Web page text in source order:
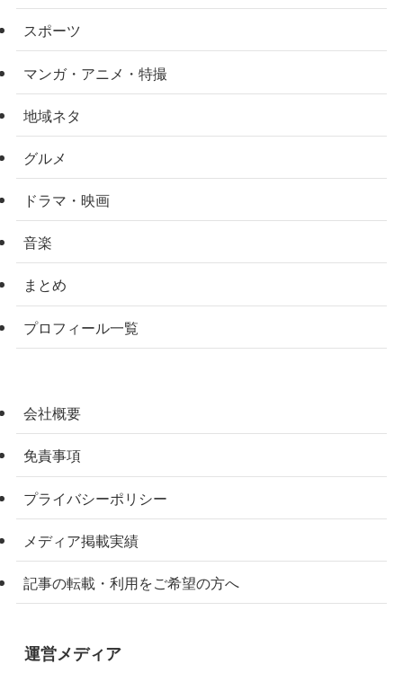
スポーツ
マンガ・アニメ・特撮
地域ネタ
グルメ
ドラマ・映画
音楽
まとめ
プロフィール一覧
会社概要
免責事項
プライバシーポリシー
メディア掲載実績
記事の転載・利用をご希望の方へ
運営メディア